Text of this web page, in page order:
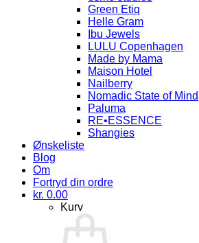
Green Etiq
Helle Gram
Ibu Jewels
LULU Copenhagen
Made by Mama
Maison Hotel
Nailberry
Nomadic State of Mind
Paluma
RE•ESSENCE
Shangies
Ønskeliste
Blog
Om
Fortryd din ordre
kr. 0.00
Kurv